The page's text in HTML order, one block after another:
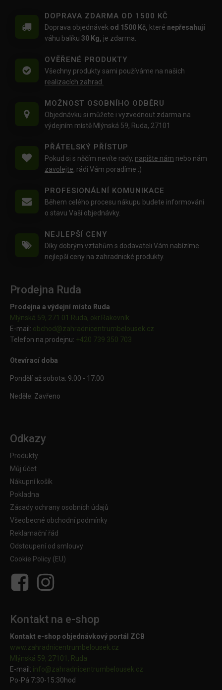
DOPRAVA ZDARMA OD 1500 KČ
Doprava objednávek od 1500 Kč, které nepřesahují
váhu balíku 30 Kg, je zdarma.
OVĚŘENÉ PRODUKTY
Všechny produkty sami používáme na našich
realizacích zahrad.
MOŽNOST OSOBNÍHO ODBĚRU
Objednávku si můžete i vyzvednout zdarma na
výdejním místě Mlýnská 59, Ruda, 27101
PŘÁTELSKÝ PŘÍSTUP
Pokud si s něčím nevíte rady, napište nám nebo nám
zavolejte, rádi Vám poradíme :)
PROFESIONÁLNÍ KOMUNIKACE
Během celého procesu nákupu budete informováni
o stavu Vaší objednávky.
NEJLEPŠÍ CENY
Díky dobrým vztahům s dodavateli Vám nabízíme
nejlepší ceny na zahradnické produkty.
Prodejna Ruda
Prodejna a výdejní místo Ruda
Mlýnská 59, 271 01 Ruda, okr.Rakovník
E-mail: obchod@zahradnicentrumbelousek.cz
Telefon na prodejnu: +420 739 350 703
Otevírací doba
Pondělí až sobota: 9:00 - 17:00
Neděle: Zavřeno
Odkazy
Produkty
Můj účet
Nákupní košík
Pokladna
Zásady ochrany osobních údajů
Všeobecné obchodní podmínky
Reklamační řád
Odstoupení od smlouvy
Cookie Policy (EU)
Kontakt na e-shop
Kontakt e-shop objednávkový portál ZCB
www.zahradnicentrumbelousek.cz
Mlýnská 59, 27101, Ruda
E-mail: info@zahradnicentrumbelousek.cz
Po-Pá 7:30-15:30hod